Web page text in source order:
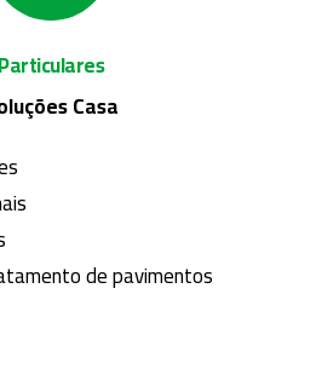
Particulares
Casa
de pavimentos